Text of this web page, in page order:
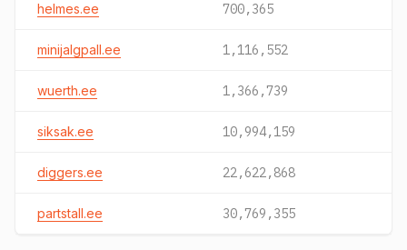
helmes.ee 700,365
minijalgpall.ee 1,116,552
wuerth.ee 1,366,739
siksak.ee 10,994,159
diggers.ee 22,622,868
partstall.ee 30,769,355